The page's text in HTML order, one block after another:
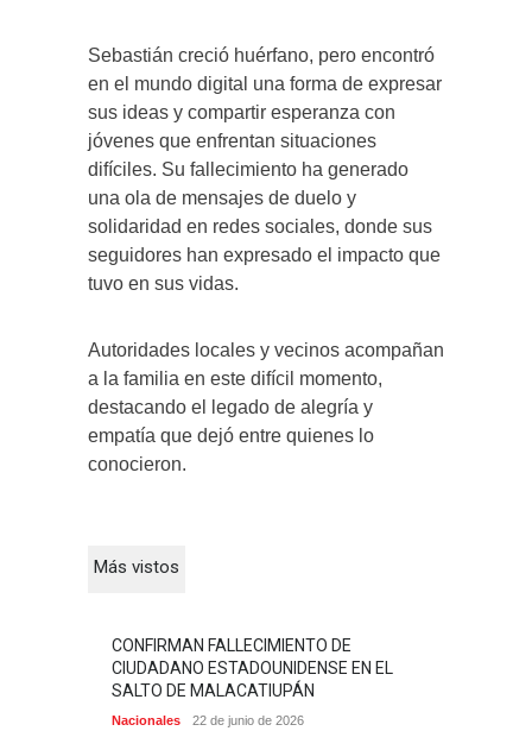
Sebastián creció huérfano, pero encontró
en el mundo digital una forma de expresar
sus ideas y compartir esperanza con
jóvenes que enfrentan situaciones
difíciles. Su fallecimiento ha generado
una ola de mensajes de duelo y
solidaridad en redes sociales, donde sus
seguidores han expresado el impacto que
tuvo en sus vidas.
Autoridades locales y vecinos acompañan
a la familia en este difícil momento,
destacando el legado de alegría y
empatía que dejó entre quienes lo
conocieron.
Más vistos
CONFIRMAN FALLECIMIENTO DE
CIUDADANO ESTADOUNIDENSE EN EL
SALTO DE MALACATIUPÁN
Nacionales 22 de junio de 2026